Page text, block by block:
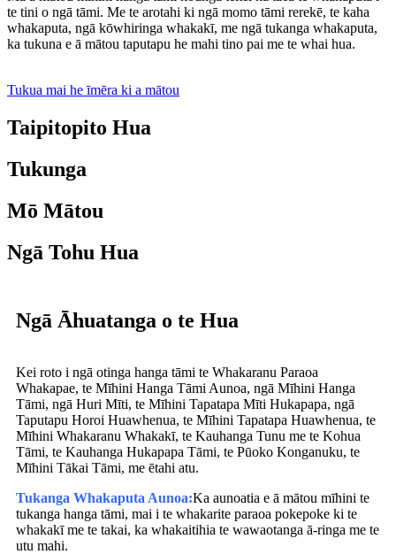
te tini o ngā tāmi. Me te arotahi ki ngā momo tāmi rerekē, te kaha
whakaputa, ngā kōwhiringa whakakī, me ngā tukanga whakaputa,
ka tukuna e ā mātou taputapu he mahi tino pai me te whai hua.
Tukua mai he īmēra ki a mātou
Taipitopito Hua
Tukunga
Mō Mātou
Ngā Tohu Hua
Ngā Āhuatanga o te Hua
Kei roto i ngā otinga hanga tāmi te Whakaranu Paraoa
Whakapae, te Mīhini Hanga Tāmi Aunoa, ngā Mīhini Hanga
Tāmi, ngā Huri Mīti, te Mīhini Tapatapa Mīti Hukapapa, ngā
Taputapu Horoi Huawhenua, te Mīhini Tapatapa Huawhenua, te
Mīhini Whakaranu Whakakī, te Kauhanga Tunu me te Kohua
Tāmi, te Kauhanga Hukapapa Tāmi, te Pūoko Konganuku, te
Mīhini Tākai Tāmi, me ētahi atu.
Tukanga Whakaputa Aunoa:Ka aunoatia e ā mātou mīhini te
tukanga hanga tāmi, mai i te whakarite paraoa pokepoke ki te
whakakī me te takai, ka whakaitihia te wawaotanga ā-ringa me te
utu mahi.